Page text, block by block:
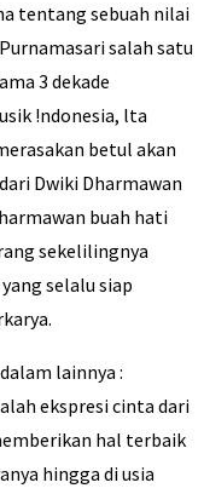
tentang sebuah nilai
salah satu
3 dekade
!ndonesia, lta
betul akan
Dwiki Dharmawan
buah hati
sekelilingnya
selalu siap
lainnya :
ekspresi cinta dari
hal terbaik
hingga di usia